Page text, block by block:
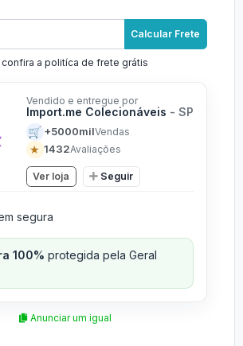
Calcular Frete
a politíca de frete grátis
Vendido e entregue por
Import.me Colecionáveis - SP
🛒 +5000milVendas
★ 1432Avaliações
Ver loja Seguir
segura
100% protegida pela Geral
Anunciar um igual